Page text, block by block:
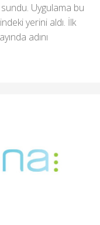
sundu. Uygulama bu
yerini aldı. İlk
adını